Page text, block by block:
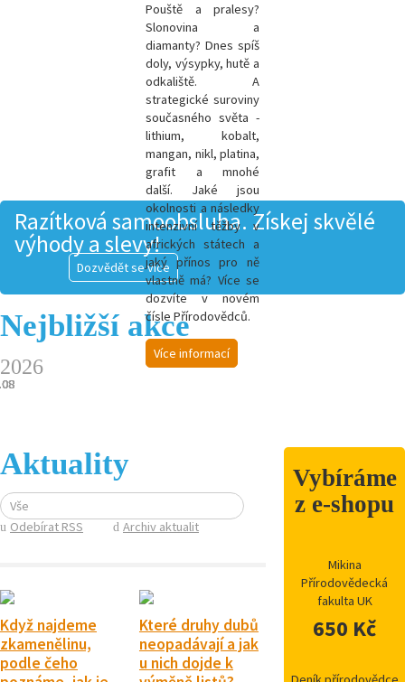
Pouště a pralesy?
Slonovina a
diamanty? Dnes spíš
doly, výsypky, hutě a
odkaliště. A
strategické suroviny
současného světa -
lithium, kobalt,
mangan, nikl, platina,
grafit a mnohé
další. Jaké jsou
okolnosti a následky
intenzivní těžby v
afrických státech a
jaký přínos pro ně
vlastně má? Více se
dozvíte v novém
čísle Přírodovědců.
Více informací
Razítková samoobsluha. Získej skvělé
výhody a slevy!
Dozvědět se více
Nejbližší akce
2026
Aktuality
Vše
Odebírat RSS
Archiv aktualit
Když najdeme
zkamenělinu,
podle čeho
Které druhy dubů
neopadávají a jak
u nich dojde k
Vybíráme
z e-shopu
Mikina
Přírodovědecká
fakulta UK
650 Kč